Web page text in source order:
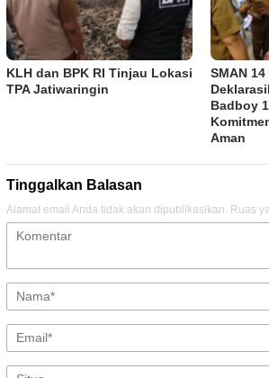
KLH dan BPK RI Tinjau Lokasi
TPA Jatiwaringin
SMAN
Badboy
Aman
Tinggalkan Balasan
Alamat email Anda tidak akan dipublikasikan. Ruas